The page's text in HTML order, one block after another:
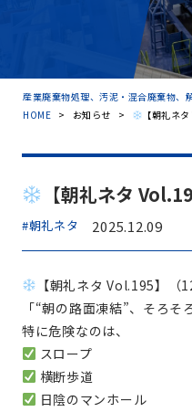
産業廃棄物処理、汚泥・混合廃棄物、
HOME > お知らせ > 【朝礼ネ
【朝礼ネタ
#朝礼ネタ 2025.12.09
【朝礼ネタ Vol.195】（
「“朝の路面凍結”、そろそ
特に危険なのは、
スロープ
横断歩道
日陰のマンホール